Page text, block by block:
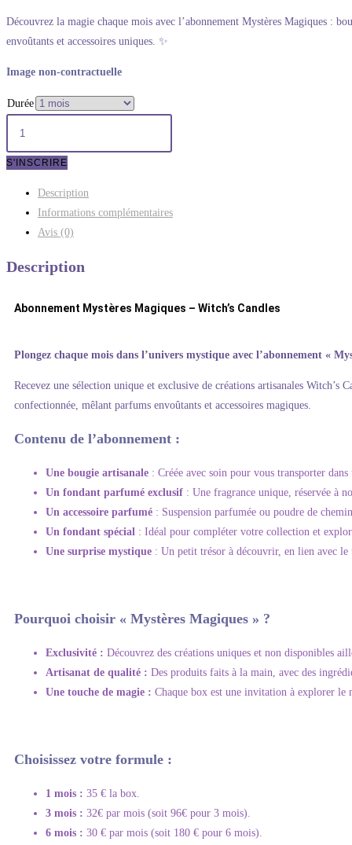
Découvrez la magie chaque mois avec l’abonnement Mystères Magiques :
envoûtants et accessoires uniques. ✨
Image non-contractuelle
Durée
S'INSCRIRE
Description
Informations complémentaires
Avis (0)
Description
Abonnement Mystères Magiques – Witch’s Candles
Plongez chaque mois dans l’univers mystique avec l’abonnement «
Recevez une sélection unique et exclusive de créations artisanales
confectionnée, mêlant parfums envoûtants et accessoires magiques.
Contenu de l’abonnement :
Une bougie artisanale : Créée avec soin pour vous transporter
Un fondant parfumé exclusif : Une fragrance unique, réservée à
Un accessoire parfumé : Suspension parfumée ou poudre de
Un fondant spécial : Idéal pour compléter votre collection et
Une surprise mystique : Un petit trésor à découvrir, en lien avec le
Pourquoi choisir « Mystères Magiques » ?
Exclusivité : Découvrez des créations uniques et non disponibles
Artisanat de qualité : Des produits faits à la main, avec des
Une touche de magie : Chaque box est une invitation à explorer
Choisissez votre formule :
1 mois : 35 € la box.
3 mois : 32€ par mois (soit 96€ pour 3 mois).
6 mois : 30 € par mois (soit 180 € pour 6 mois).